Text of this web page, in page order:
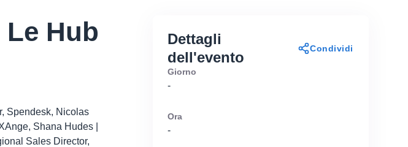
Hub
Spendesk, Nicolas
Shana Hudes |
Sales Director,
Dettagli
dell'evento
Condividi
Giorno
-
Ora
-